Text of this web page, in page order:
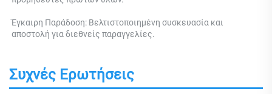
Έγκαιρη Παράδοση: Βελτιστοποιημένη συσκευασία και
αποστολή για διεθνείς παραγγελίες.
Συχνές Ερωτήσεις